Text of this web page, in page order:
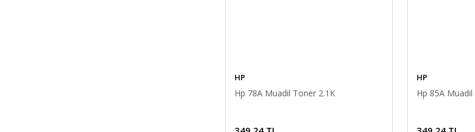
HP
Hp 78A Muadil Toner 2.1K
HP
Hp 85A